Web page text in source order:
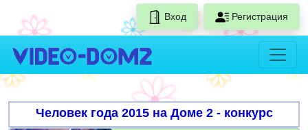
Вход Регистрация
Человек года 2015 на Доме 2 - конкурс